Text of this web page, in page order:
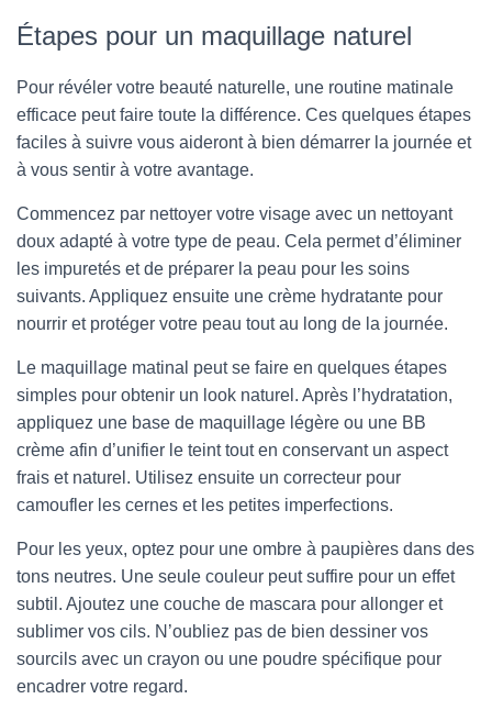
Étapes pour un maquillage naturel
Pour révéler votre beauté naturelle, une routine matinale
efficace peut faire toute la différence. Ces quelques étapes
faciles à suivre vous aideront à bien démarrer la journée et
à vous sentir à votre avantage.
Commencez par nettoyer votre visage avec un nettoyant
doux adapté à votre type de peau. Cela permet d’éliminer
les impuretés et de préparer la peau pour les soins
suivants. Appliquez ensuite une crème hydratante pour
nourrir et protéger votre peau tout au long de la journée.
Le maquillage matinal peut se faire en quelques étapes
simples pour obtenir un look naturel. Après l’hydratation,
appliquez une base de maquillage légère ou une BB
crème afin d’unifier le teint tout en conservant un aspect
frais et naturel. Utilisez ensuite un correcteur pour
camoufler les cernes et les petites imperfections.
Pour les yeux, optez pour une ombre à paupières dans des
tons neutres. Une seule couleur peut suffire pour un effet
subtil. Ajoutez une couche de mascara pour allonger et
sublimer vos cils. N’oubliez pas de bien dessiner vos
sourcils avec un crayon ou une poudre spécifique pour
encadrer votre regard.